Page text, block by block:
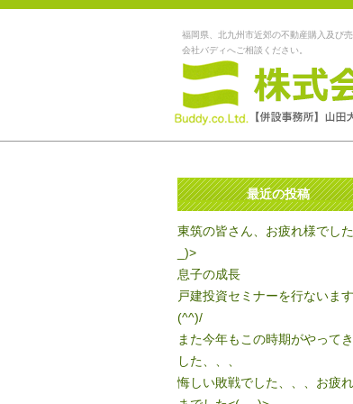
福岡県、北九州市近郊の不動産購入及び
会社バディへご相談ください。
最近の投稿
東筑の皆さん、お疲れ様でした
_)>
息子の成長
戸建投資セミナーを行ないます
(^^)/
また今年もこの時期がやって
した、、、
悔しい敗戦でした、、、お疲